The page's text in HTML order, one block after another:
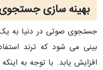
بهینه سازی
جستجوی صوتی در دنیا به
افزایش یابد. با توجه به